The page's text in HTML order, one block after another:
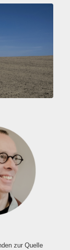
zur Quelle